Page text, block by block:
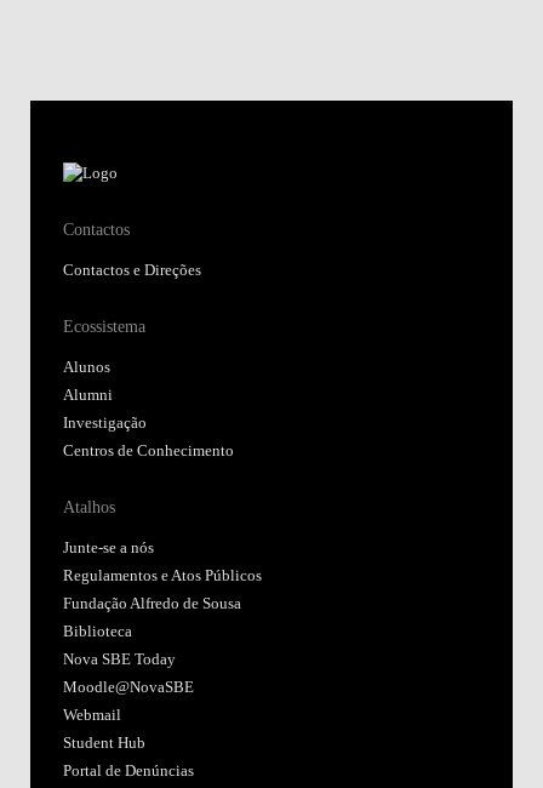
Contactos
Contactos e Direções
Ecossistema
Alunos
Alumni
Investigação
Centros de Conhecimento
Atalhos
Junte-se a nós
Regulamentos e Atos Públicos
Fundação Alfredo de Sousa
Biblioteca
Nova SBE Today
Moodle@NovaSBE
Webmail
Student Hub
Portal de Denúncias